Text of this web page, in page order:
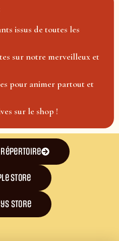
issus de toutes les
sur notre merveilleux et
pour animer partout et
sur le shop !
répertoire
Store
store